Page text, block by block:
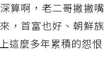
深算啊，老二哥撇撇
，首富也好、朝鮮
這麼多年累積的怨